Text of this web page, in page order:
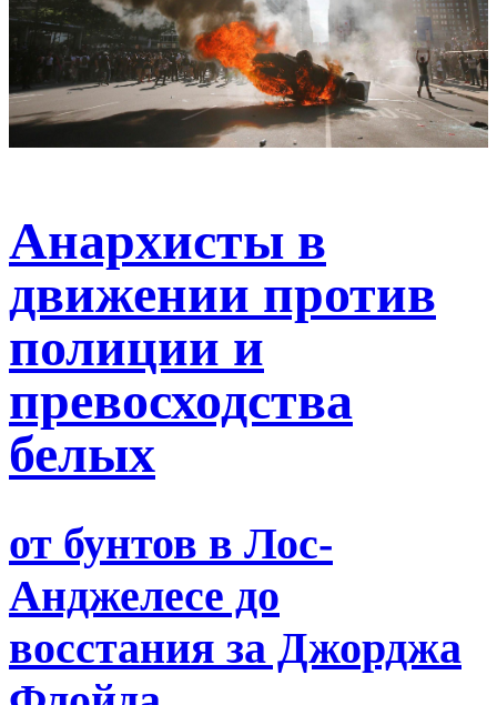
Анархисты в
движении против
полиции и
превосходства
белых
от бунтов в Лос-
Анджелесе до
восстания за Джорджа